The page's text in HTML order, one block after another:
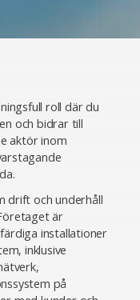
roll där du
och bidrar till
aktör inom
drift och underhåll
är
installationer
inklusive
på